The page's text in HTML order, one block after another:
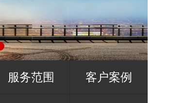
服务范围 客户案例